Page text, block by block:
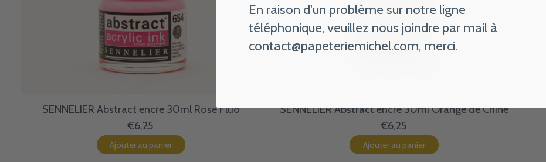
SENNELIER Abstract encre 30ml Rose Fluo
€6,25
Ajouter au panier
SENNELIER Abstract encre 30ml Orange de Chine
€6,25
Ajouter au panier
En raison d'un problème sur notre ligne
téléphonique, veuillez nous joindre par mail à
contact@papeteriemichel.com, merci.